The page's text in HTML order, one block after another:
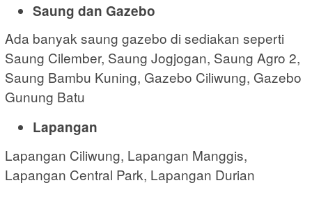
Saung dan Gazebo
Ada banyak saung gazebo di sediakan seperti
Saung Cilember, Saung Jogjogan, Saung Agro 2,
Saung Bambu Kuning, Gazebo Ciliwung, Gazebo
Gunung Batu
Lapangan
Lapangan Ciliwung, Lapangan Manggis,
Lapangan Central Park, Lapangan Durian